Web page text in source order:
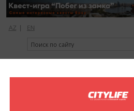
AZ | EN
регистрация вход